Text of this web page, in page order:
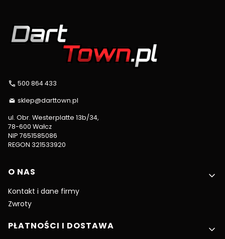
500 864 433
sklep@darttown.pl
ul. Obr. Westerplatte 13b/34,
78-600 Wałcz
NIP 7651585086
REGON 321533920
Linki w stopce
O NAS
Kontakt i dane firmy
Zwroty
PŁATNOŚCI I DOSTAWA